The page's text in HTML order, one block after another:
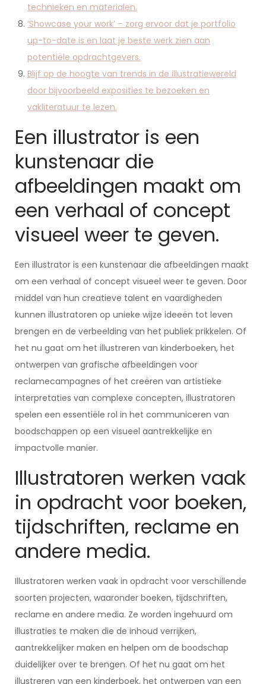
technieken en materialen.
‘Showcase your work’ – zorg ervoor dat je portfolio
up-to-date is en laat je beste werk zien aan
potentiële opdrachtgevers.
Blijf op de hoogte van trends in de illustratiewereld
door bijvoorbeeld exposities te bezoeken en
vakliteratuur te lezen.
Een illustrator is een
kunstenaar die
afbeeldingen maakt om
een verhaal of concept
visueel weer te geven.
Een illustrator is een kunstenaar die afbeeldingen maakt
om een verhaal of concept visueel weer te geven. Door
middel van hun creatieve talent en vaardigheden
kunnen illustratoren op unieke wijze ideeën tot leven
brengen en de verbeelding van het publiek prikkelen. Of
het nu gaat om het illustreren van kinderboeken, het
ontwerpen van grafische afbeeldingen voor
reclamecampagnes of het creëren van artistieke
interpretaties van complexe concepten, illustratoren
spelen een essentiële rol in het communiceren van
boodschappen op een visueel aantrekkelijke en
impactvolle manier.
Illustratoren werken vaak
in opdracht voor boeken,
tijdschriften, reclame en
andere media.
Illustratoren werken vaak in opdracht voor verschillende
soorten projecten, waaronder boeken, tijdschriften,
reclame en andere media. Ze worden ingehuurd om
illustraties te maken die de inhoud verrijken,
aantrekkelijker maken en helpen om de boodschap
duidelijker over te brengen. Of het nu gaat om het
illustreren van een kinderboek, het ontwerpen van een